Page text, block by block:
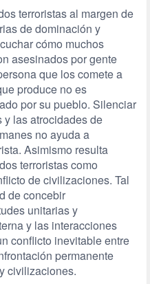
terroristas al margen de
de dominación y
cómo muchos
asesinados por gente
que los comete a
produce no es
por su pueblo. Silenciar
y las atrocidades de
no ayuda a
Asimismo resulta
terroristas como
de civilizaciones. Tal
de concebir
unitarias y
y las interacciones
conflicto inevitable entre
permanente
civilizaciones.